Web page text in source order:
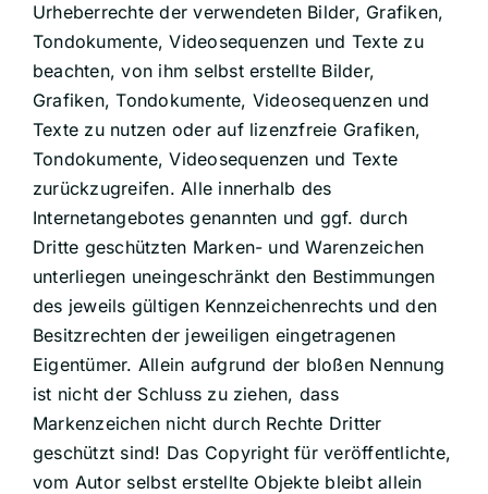
Urheberrechte der verwendeten Bilder, Grafiken,
Tondokumente, Videosequenzen und Texte zu
beachten, von ihm selbst erstellte Bilder,
Grafiken, Tondokumente, Videosequenzen und
Texte zu nutzen oder auf lizenzfreie Grafiken,
Tondokumente, Videosequenzen und Texte
zurückzugreifen. Alle innerhalb des
Internetangebotes genannten und ggf. durch
Dritte geschützten Marken- und Warenzeichen
unterliegen uneingeschränkt den Bestimmungen
des jeweils gültigen Kennzeichenrechts und den
Besitzrechten der jeweiligen eingetragenen
Eigentümer. Allein aufgrund der bloßen Nennung
ist nicht der Schluss zu ziehen, dass
Markenzeichen nicht durch Rechte Dritter
geschützt sind! Das Copyright für veröffentlichte,
vom Autor selbst erstellte Objekte bleibt allein